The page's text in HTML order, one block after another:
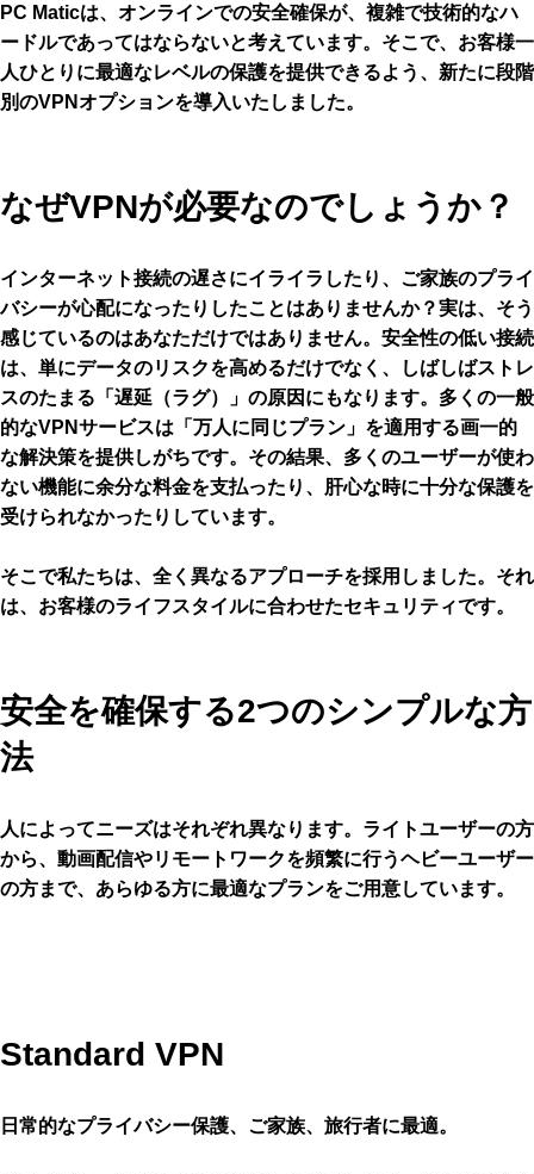
PC Maticは、オンラインでの安全確保が、複雑で技術的なハ
ードルであってはならないと考えています。そこで、お客様一
人ひとりに最適なレベルの保護を提供できるよう、新たに段階
別のVPNオプションを導入いたしました。
なぜVPNが必要なのでしょうか？
インターネット接続の遅さにイライラしたり、ご家族のプライ
バシーが心配になったりしたことはありませんか？実は、そう
感じているのはあなただけではありません。安全性の低い接続
は、単にデータのリスクを高めるだけでなく、しばしばストレ
スのたまる「遅延（ラグ）」の原因にもなります。多くの一般
的なVPNサービスは「万人に同じプラン」を適用する画一的
な解決策を提供しがちです。その結果、多くのユーザーが使わ
ない機能に余分な料金を支払ったり、肝心な時に十分な保護を
受けられなかったりしています。
そこで私たちは、全く異なるアプローチを採用しました。それ
は、お客様のライフスタイルに合わせたセキュリティです。
安全を確保する2つのシンプルな方
法
人によってニーズはそれぞれ異なります。ライトユーザーの方
から、動画配信やリモートワークを頻繁に行うヘビーユーザー
の方まで、あらゆる方に最適なプランをご用意しています。
Standard VPN
日常的なプライバシー保護、ご家族、旅行者に最適。